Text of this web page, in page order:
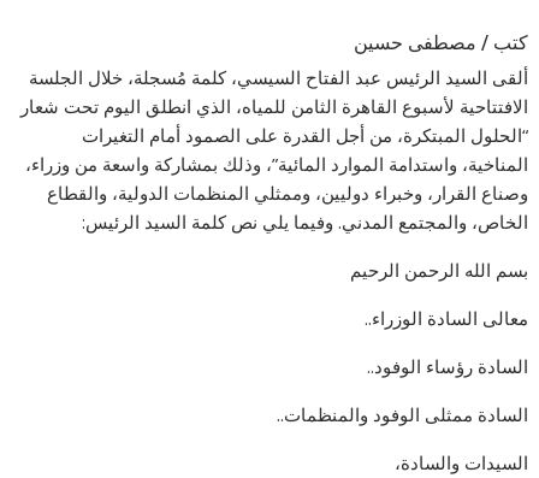
كتب / مصطفى حسين
ألقى السيد الرئيس عبد الفتاح السيسي، كلمة مُسجلة، خلال الجلسة
الافتتاحية لأسبوع القاهرة الثامن للمياه، الذي انطلق اليوم تحت شعار
“الحلول المبتكرة، من أجل القدرة على الصمود أمام التغيرات
المناخية، واستدامة الموارد المائية”، وذلك بمشاركة واسعة من وزراء،
وصناع القرار، وخبراء دوليين، وممثلي المنظمات الدولية، والقطاع
الخاص، والمجتمع المدني. وفيما يلي نص كلمة السيد الرئيس:
بسم الله الرحمن الرحيم
معالى السادة الوزراء..
السادة رؤساء الوفود..
السادة ممثلى الوفود والمنظمات..
السيدات والسادة،